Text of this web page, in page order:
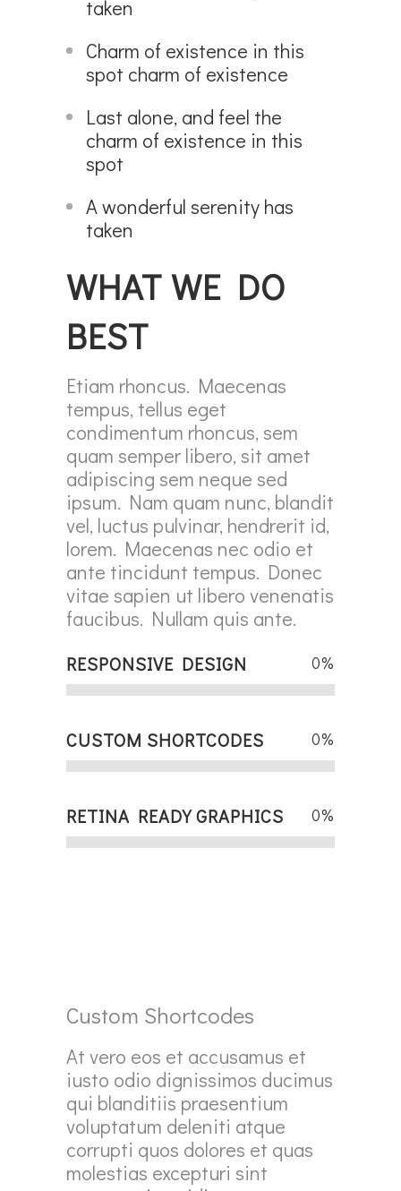
taken
Charm of existence in this
spot charm of existence
Last alone, and feel the
charm of existence in this
spot
A wonderful serenity has
taken
WHAT WE DO
BEST
Etiam rhoncus. Maecenas
tempus, tellus eget
condimentum rhoncus, sem
quam semper libero, sit amet
adipiscing sem neque sed
ipsum. Nam quam nunc, blandit
vel, luctus pulvinar, hendrerit id,
lorem. Maecenas nec odio et
ante tincidunt tempus. Donec
vitae sapien ut libero venenatis
faucibus. Nullam quis ante.
RESPONSIVE DESIGN 0%
CUSTOM SHORTCODES 0%
RETINA READY GRAPHICS 0%
Custom Shortcodes
At vero eos et accusamus et
iusto odio dignissimos ducimus
qui blanditiis praesentium
voluptatum deleniti atque
corrupti quos dolores et quas
molestias excepturi sint